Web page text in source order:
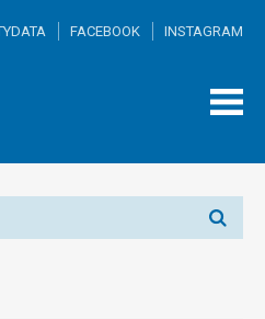
FACEBOOK INSTAGRAM